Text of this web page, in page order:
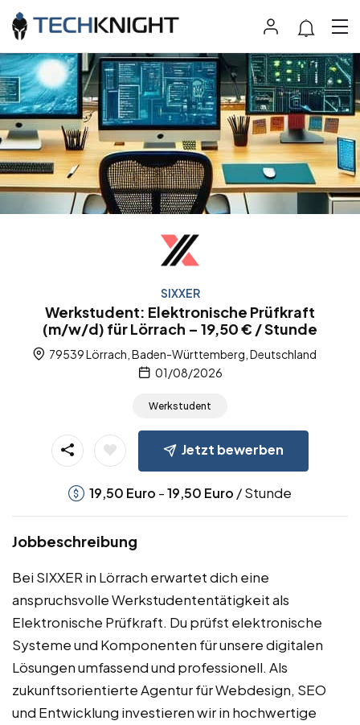
SIXXER
Werkstudent: Elektronische Prüfkraft
(m/w/d) für Lörrach – 19,50 € / Stunde
79539 Lörrach, Baden-Württemberg, Deutschland
01/08/2026
Werkstudent
Jetzt bewerben
19,50 Euro -19,50 Euro / Stunde
Jobbeschreibung
Bei SIXXER in Lörrach erwartet dich eine
anspruchsvolle Werkstudententätigkeit als
Elektronische Prüfkraft. Du prüfst elektronische
Systeme und Komponenten für unsere digitalen
Lösungen umfassend und professionell. Als
zukunftsorientierte Agentur für Webdesign, SEO
und Entwicklung investieren wir in hochwertige